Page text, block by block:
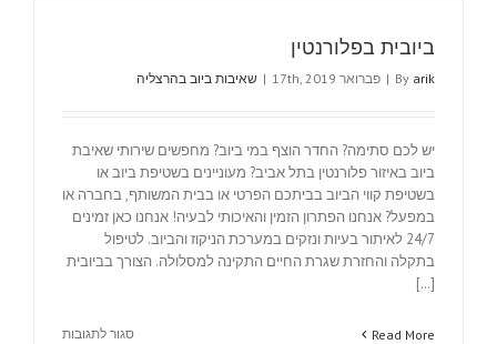
ביובית בפלורנטין
By arik
| פברואר 17th, 2019 | שאיבות ביוב בהרצליה
יש לכם סתימה? החדר הוצף במי ביוב? מחפשים שירותי שאיבת
ביוב באיזור פלורנטין בתל אביב? מעוניינים בשטיפת ביוב או
בשטיפת קווי הביוב בביתכם הפרטי או בבית המשותף, בחברה או
במפעל? אנחנו הפתרון הזמין והאיכותי לבעיה! אנחנו כאן זמינים
24/7 לאיתור בעיות ונזקים במערכת הניקוז והביוב. לטיפול
בתקלה והחזרת שגרת החיים התקינה למסלולה. הצורך בביובית
[...]
Read More סגור לתגובותעל